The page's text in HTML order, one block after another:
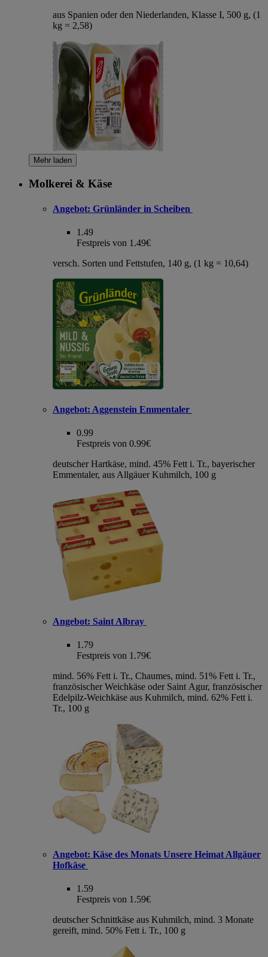
aus Spanien oder den Niederlanden, Klasse I, 500 g, (1
kg = 2,58)
Mehr laden
Molkerei & Käse
Angebot: Grünländer in Scheiben
1.49
Festpreis von 1.49€
versch. Sorten und Fettstufen, 140 g, (1 kg = 10,64)
Angebot: Aggenstein Emmentaler
0.99
Festpreis von 0.99€
deutscher Hartkäse, mind. 45% Fett i. Tr., bayerischer
Emmentaler, aus Allgäuer Kuhmilch, 100 g
Angebot: Saint Albray
1.79
Festpreis von 1.79€
mind. 56% Fett i. Tr., Chaumes, mind. 51% Fett i. Tr.,
französischer Weichkäse oder Saint Agur, französischer
Edelpilz-Weichkäse aus Kuhmilch, mind. 62% Fett i.
Tr., 100 g
Angebot: Käse des Monats Unsere Heimat Allgäuer
Hofkäse
1.59
Festpreis von 1.59€
deutscher Schnittkäse aus Kuhmilch, mind. 3 Monate
gereift, mind. 50% Fett i. Tr., 100 g